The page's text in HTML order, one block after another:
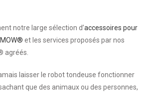
notre large sélection d’accessoires pour
et les services proposés par nos
agréés.
laisser le robot tondeuse fonctionner
que des animaux ou des personnes,